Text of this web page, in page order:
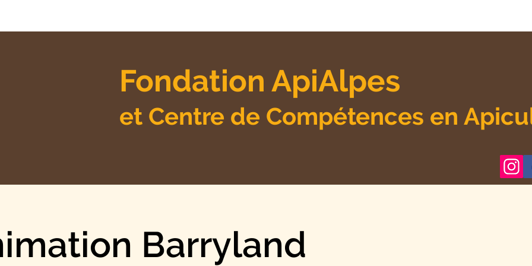
Fondation ApiAlpes
et Centre de Compétences en
Barryland